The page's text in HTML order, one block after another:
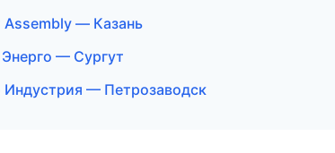
Assembly — Казань
— Сургут
Индустрия — Петрозаводск